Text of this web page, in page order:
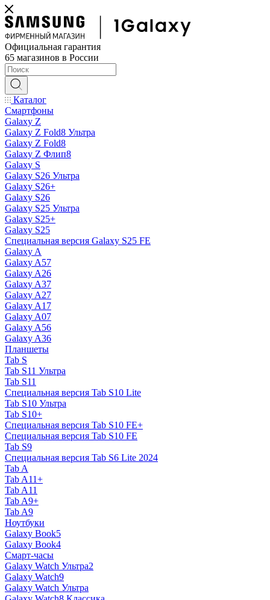
Официальная гарантия
65 магазинов в России
Каталог
Смартфоны
Galaxy Z
Galaxy Z Fold8 Ультра
Galaxy Z Fold8
Galaxy Z Флип8
Galaxy S
Galaxy S26 Ультра
Galaxy S26+
Galaxy S26
Galaxy S25 Ультра
Galaxy S25+
Galaxy S25
Специальная версия Galaxy S25 FE
Galaxy A
Galaxy A57
Galaxy A26
Galaxy A37
Galaxy A27
Galaxy A17
Galaxy A07
Galaxy A56
Galaxy A36
Планшеты
Tab S
Tab S11 Ультра
Tab S11
Специальная версия Tab S10 Lite
Tab S10 Ультра
Tab S10+
Специальная версия Tab S10 FE+
Специальная версия Tab S10 FE
Tab S9
Специальная версия Tab S6 Lite 2024
Tab A
Tab A11+
Tab A11
Tab A9+
Tab A9
Ноутбуки
Galaxy Book5
Galaxy Book4
Смарт-часы
Galaxy Watch Ультра2
Galaxy Watch9
Galaxy Watch Ультра